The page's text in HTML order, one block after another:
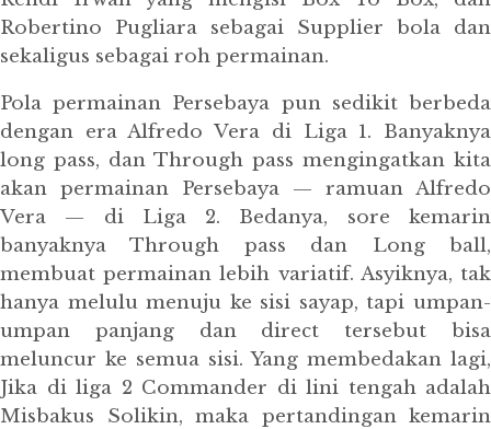
Robertino Pugliara sebagai Supplier bola dan
sekaligus sebagai roh permainan.
Pola permainan Persebaya pun sedikit berbeda
dengan era Alfredo Vera di Liga 1. Banyaknya
long pass, dan Through pass mengingatkan kita
akan permainan Persebaya — ramuan Alfredo
Vera — di Liga 2. Bedanya, sore kemarin
banyaknya Through pass dan Long ball,
membuat permainan lebih variatif. Asyiknya, tak
hanya melulu menuju ke sisi sayap, tapi umpan-
umpan panjang dan direct tersebut bisa
meluncur ke semua sisi. Yang membedakan lagi,
Jika di liga 2 Commander di lini tengah adalah
Misbakus Solikin, maka pertandingan kemarin